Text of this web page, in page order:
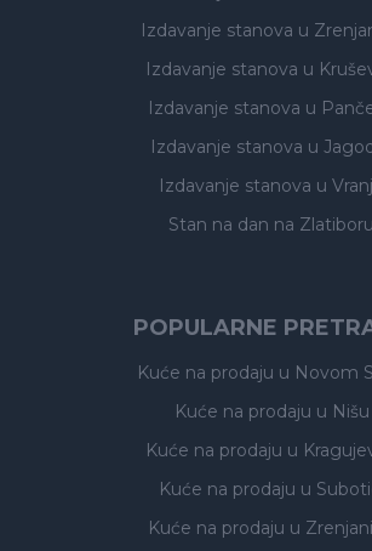
Izdavanje stanova u
Izdavanje stanova u
Izdavanje stanova u
Izdavanje stanova u
Izdavanje stanova u
Stan na dan na Zlatiboru
POPULARNE
Kuće na prodaju u Novom
Kuće na prodaju u Nišu
Kuće na prodaju u
Kuće na prodaju u
Kuće na prodaju u